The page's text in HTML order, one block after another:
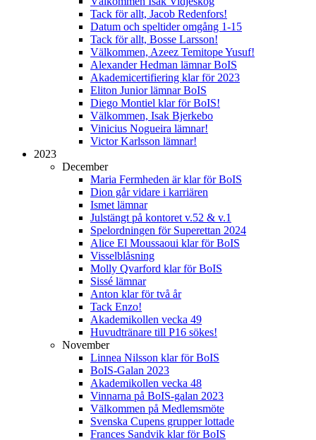
Tack för allt, Jacob Redenfors!
Datum och speltider omgång 1-15
Tack för allt, Bosse Larsson!
Välkommen, Azeez Temitope Yusuf!
Alexander Hedman lämnar BoIS
Akademicertifiering klar för 2023
Eliton Junior lämnar BoIS
Diego Montiel klar för BoIS!
Välkommen, Isak Bjerkebo
Vinicius Nogueira lämnar!
Victor Karlsson lämnar!
2023
December
Maria Fermheden är klar för BoIS
Dion går vidare i karriären
Ismet lämnar
Julstängt på kontoret v.52 & v.1
Spelordningen för Superettan 2024
Alice El Moussaoui klar för BoIS
Visselblåsning
Molly Qvarford klar för BoIS
Sissé lämnar
Anton klar för två år
Tack Enzo!
Akademikollen vecka 49
Huvudtränare till P16 sökes!
November
Linnea Nilsson klar för BoIS
BoIS-Galan 2023
Akademikollen vecka 48
Vinnarna på BoIS-galan 2023
Välkommen på Medlemsmöte
Svenska Cupens grupper lottade
Frances Sandvik klar för BoIS